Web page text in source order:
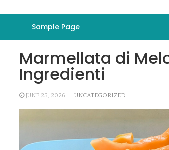
Sample Page
Marmellata di
Ingredienti
JUNE 25, 2026 UNCATEGORIZED